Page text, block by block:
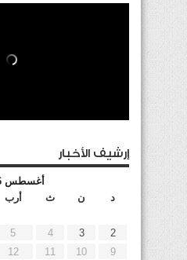
إرشيف الأخبار
أغسطس 2026
د
ن ث أرب
2
3
4
5
9
10
11
12